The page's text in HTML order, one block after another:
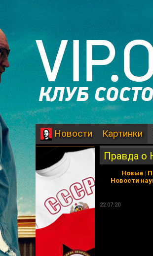
Новости Картинки
Правда о
Новые |
Новости
22.07.20